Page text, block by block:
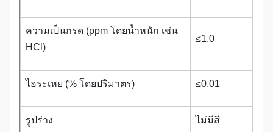
ความเป็นกรด (ppm โดยน้ำหนัก เช่น
HCl)
≤1.0
ไอระเหย (% โดยปริมาตร) ≤0.01
รูปร่าง ไม่มีสี